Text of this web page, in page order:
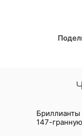
Бриллианты
147-